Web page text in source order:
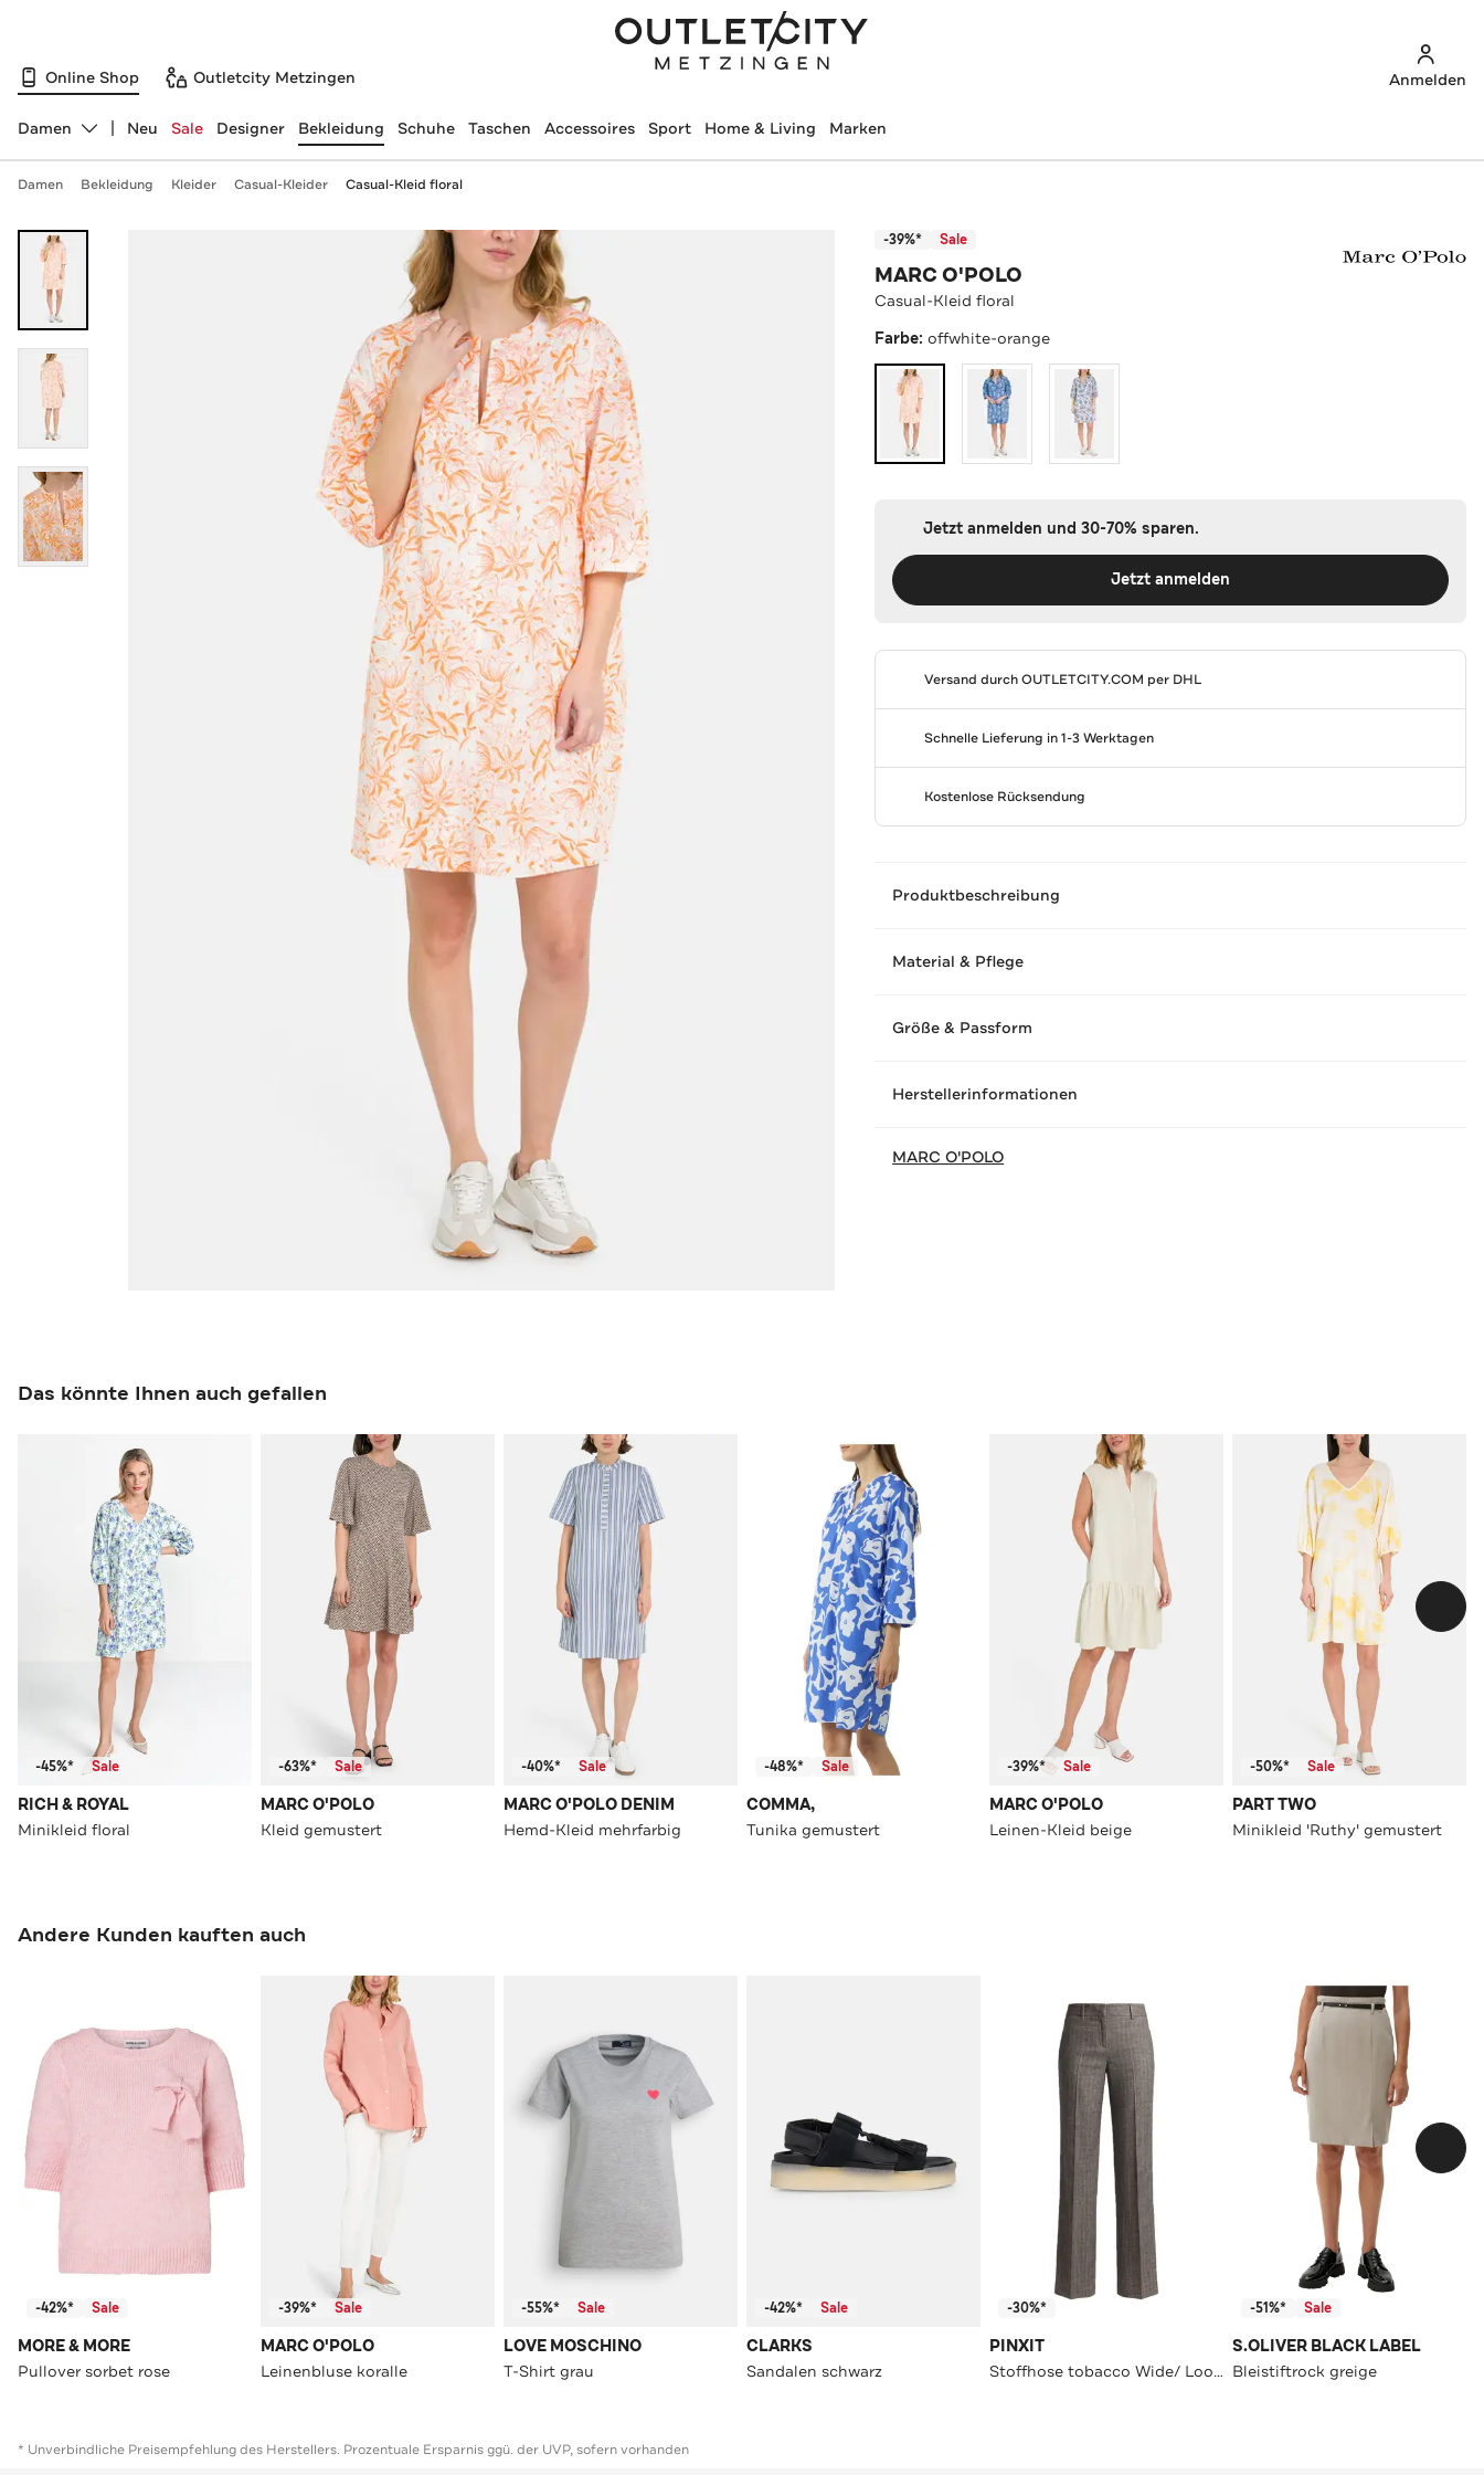
Online Shop Outletcity Metzingen Anmelden
Abteilung ändern, ausgewählt:
Damen Neu Sale Designer Bekleidung Schuhe Taschen Accessoires Sport Home & Living Marken
Damen Bekleidung Kleider Casual-Kleider Casual-Kleid floral
-39%* Sale
MARC O'POLO
Casual-Kleid floral
Farbe:offwhite-orange
Jetzt anmelden und 30-70% sparen.
Jetzt anmelden
Versand durchOUTLETCITY.COM per DHL
Schnelle Lieferung in 1-3 Werktagen
Kostenlose Rücksendung
Produktbeschreibung
Material & Pflege
Größe & Passform
Herstellerinformationen
MARC O'POLO
Das könnte Ihnen auch gefallen
-45%* Sale
RICH & ROYAL
Minikleid floral
-63%* Sale
MARC O'POLO
Kleid gemustert
-40%* Sale
MARC O'POLO DENIM
Hemd-Kleid mehrfarbig
-48%* Sale
COMMA,
Tunika gemustert
-39%* Sale
MARC O'POLO
Leinen-Kleid beige
-50%* Sale
PART TWO
Minikleid 'Ruthy' gemustert
Andere Kunden kauften auch
-42%* Sale
MORE & MORE
Pullover sorbet rose
-39%* Sale
MARC O'POLO
Leinenbluse koralle
-55%* Sale
LOVE MOSCHINO
T-Shirt grau
-42%* Sale
CLARKS
Sandalen schwarz
-30%*
PINXIT
Stoffhose tobacco Wide/ Loose Fit
-51%* Sale
S.OLIVER BLACK LABEL
Bleistiftrock greige
* Unverbindliche Preisempfehlung des Herstellers. Prozentuale Ersparnis ggü. der UVP, sofern vorhanden